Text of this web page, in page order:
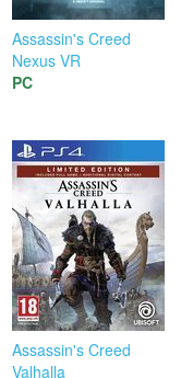
Assassin's Creed
Nexus VR
PC
Assassin's Creed
Valhalla